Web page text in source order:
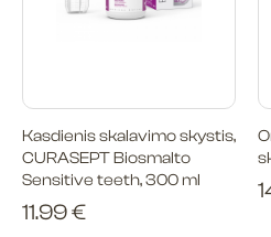
Kasdienis skalavimo skystis,
CURASEPT Biosmalto
Sensitive teeth, 300 ml
11.99€